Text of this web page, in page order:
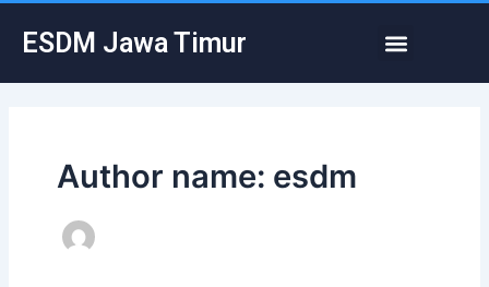
ESDM Jawa Timur Menu
Author name: esdm
pagination